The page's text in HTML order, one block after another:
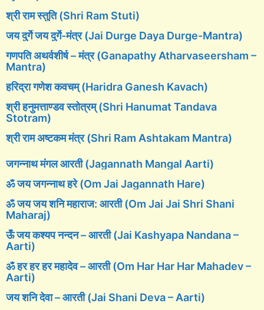
श्री राम स्तुति (Shri Ram Stuti)
जय दुर्गे जय दुर्गे-मंत्र (Jai Durge Daya Durge-Mantra)
गणपति अथर्वशीर्ष – मंत्र (Ganapathy Atharvaseersham –
Mantra)
हरिद्रा गणेश कवचम् (Haridra Ganesh Kavach)
श्री हनुमत्ताण्डव स्तोत्रम् (Shri Hanumat Tandava
Stotram)
श्री राम अष्टकम मंत्र (Shri Ram Ashtakam Mantra)
जगन्नाथ मंगल आरती (Jagannath Mangal Aarti)
ॐ जय जगन्नाथ हरे (Om Jai Jagannath Hare)
ॐ जय जय शनि महाराज: आरती (Om Jai Jai Shri Shani
Maharaj)
ऊँ जय कश्यप नन्दन – आरती (Jai Kashyapa Nandana –
Aarti)
ॐ हर हर हर महादेव – आरती (Om Har Har Har Mahadev –
Aarti)
जय शनि देवा – आरती (Jai Shani Deva – Aarti)